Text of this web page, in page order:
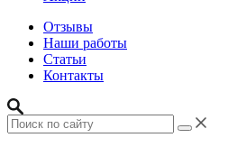
Отзывы
Наши работы
Статьи
Контакты